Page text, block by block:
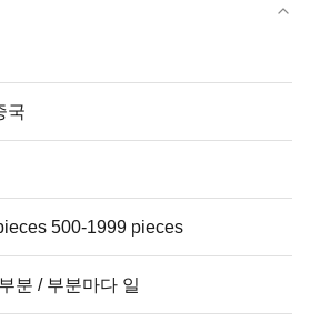
국
500-1999 pieces
분 / 부분마다 일